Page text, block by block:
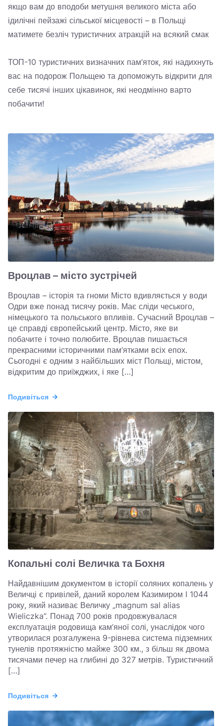
якщо вам до вподоби метушня великого міста або
ідилічні пейзажі сільської місцевості – в Польщі
матимете безліч туристичних атракцій на всякий смак
ТОП-10 туристичних визначних пам’яток, які надихнуть
вас на подорож Польщею та допоможуть відкрити для
себе тисячі інших цікавинок, які неодмінно варто
побачити!
Вроцлав – місто зустрічей
Вроцлав – історія та гноми Місто вдивляється у води
Одри вже понад тисячу років. Має сліди чеського,
німецького та польського впливів. Сучасний Вроцлав –
це справді європейський центр. Місто, яке ви
побачите і точно полюбите. Вроцлав пишається
прекрасними історичними пам’ятками всіх епох.
Сьогодні є одним з найбільших міст Польщі, містом,
відкритим до приїжджих, і яке […]
Подивіться
Копальні солі Величка та Бохня
Найдавнішим документом в історії соляних копалень у
Величці є привілей, даний королем Казимиром I 1044
року, який називає Величку „magnum sal alias
Wieliczka”. Понад 700 років продовжувалася
експлуатація родовища кам’яної солі, унаслідок чого
утворилася розгалужена 9-рівнева система підземних
тунелів протяжністю майже 300 км., з більш як двома
тисячами печер на глибині до 327 метрів. Туристичний
[…]
Подивіться